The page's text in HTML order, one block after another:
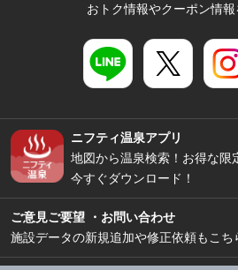
おトク情報やクーポン情報
ニフティ温泉アプリ
地図から温泉検索！お得な限
今すぐダウンロード！
ご意見ご要望 ・お問い合わせ
施設データの新規追加や修正依頼もこち